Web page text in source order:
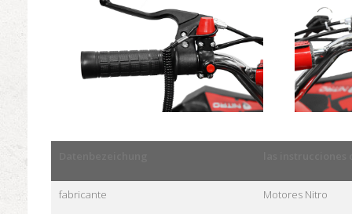
fabricante
Motores Nitro